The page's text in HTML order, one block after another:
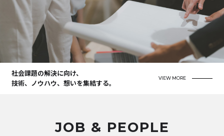
社会課題の解決に向け、
技術、ノウハウ、想いを集結する。
VIEW MORE
JOB & PEOPLE